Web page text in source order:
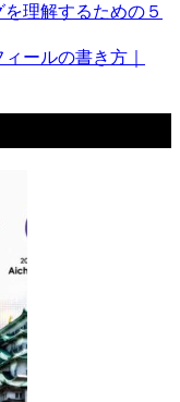
理解するための５
ールの書き方｜